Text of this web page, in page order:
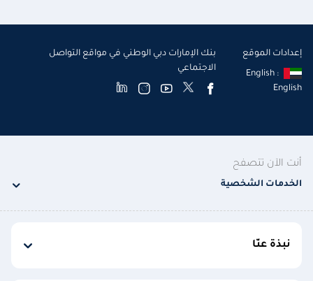
إعدادات الموقع
English :
English
بنك الإمارات دبي الوطني في مواقع التواصل
الاجتماعي
أنت الآن تتصفح
الخدمات الشخصية
نبذة عنّا